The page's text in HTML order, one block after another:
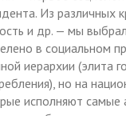
Из различных
и др. — мы
в социальном
иерархии (элита
но на
исполняют